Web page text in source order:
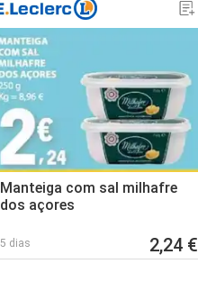
Manteiga com sal milhafre
dos açores
5 dias 2,24 €